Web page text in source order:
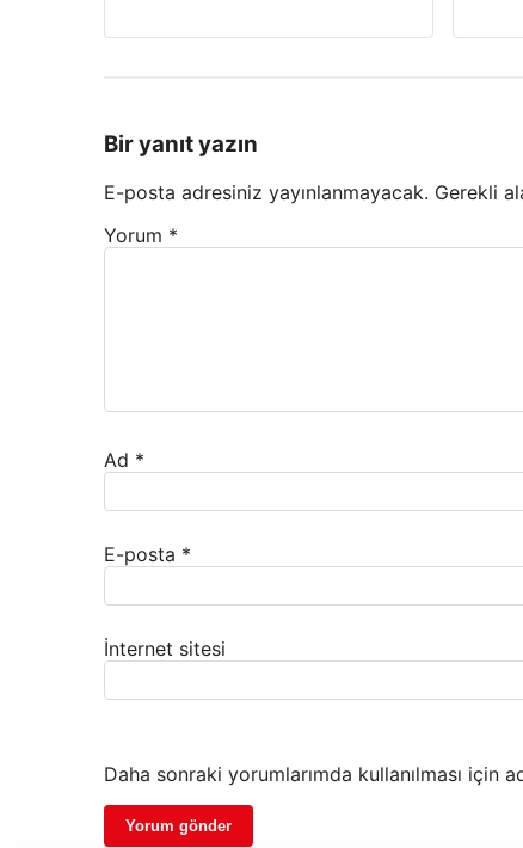
Bir yanıt yazın
E-posta adresiniz yayınlanmayacak. Gerekli
Yorum *
Ad *
E-posta *
İnternet sitesi
Daha sonraki yorumlarımda kullanılması için